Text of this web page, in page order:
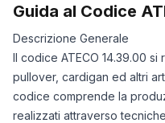
Guida al Codice
Descrizione Generale
Il codice ATECO 14.39.00
pullover, cardigan ed altri
codice comprende la
realizzati attraverso